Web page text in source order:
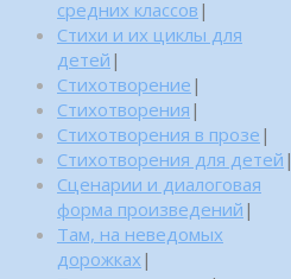
средних классов |
Стихи и их циклы для
детей |
Стихотворение |
Стихотворения |
Стихотворения в прозе |
Стихотворения для детей |
Сценарии и диалоговая
форма произведений |
Там, на неведомых
дорожках |